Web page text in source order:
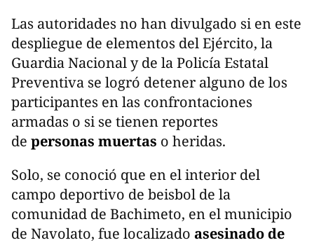
Las autoridades no han divulgado si en este
despliegue de elementos del Ejército, la
Guardia Nacional y de la Policía Estatal
Preventiva se logró detener alguno de los
participantes en las confrontaciones
armadas o si se tienen reportes
de personas muertas o heridas.
Solo, se conoció que en el interior del
campo deportivo de beisbol de la
comunidad de Bachimeto, en el municipio
de Navolato, fue localizado asesinado de